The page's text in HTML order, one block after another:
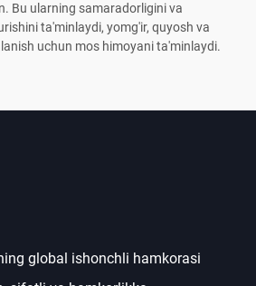
Bu ularning samaradorligini va
ta'minlaydi, yomg'ir, quyosh va
uchun mos himoyani ta'minlaydi.
global ishonchli hamkorasi